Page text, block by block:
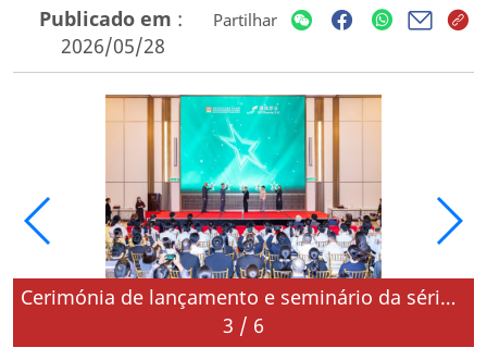
Publicado em :
2026/05/28
Partilhar
Cerimónia de lançamento e seminário da série de actividades de 2026 “Metodologias de Atendimento de Serviços de Estrelas” da SJM Resorts, S.A. decorreram hoje (dia 28)
3 / 6